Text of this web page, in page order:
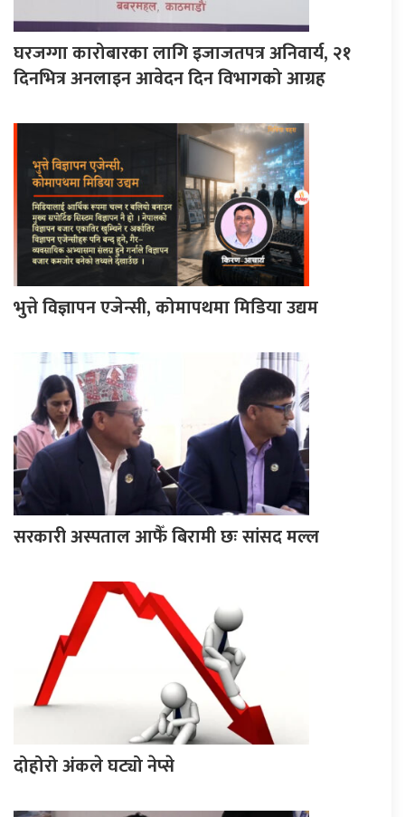
घरजग्गा कारोबारका लागि इजाजतपत्र अनिवार्य, २१
दिनभित्र अनलाइन आवेदन दिन विभागको आग्रह
भुत्ते विज्ञापन एजेन्सी, कोमापथमा मिडिया उद्यम
सरकारी अस्पताल आफैँ बिरामी छः सांसद मल्ल
दोहोरो अंकले घट्यो नेप्से